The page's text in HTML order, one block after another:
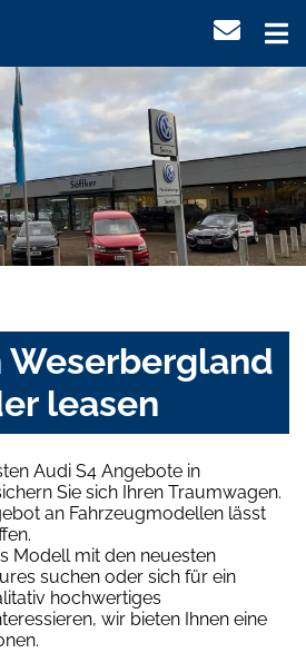
Weserbergland
leasen
Audi S4 Angebote in
Sie sich Ihren Traumwagen.
an Fahrzeugmodellen lässt
Modell mit den neuesten
suchen oder sich für ein
hochwertiges
wir bieten Ihnen eine